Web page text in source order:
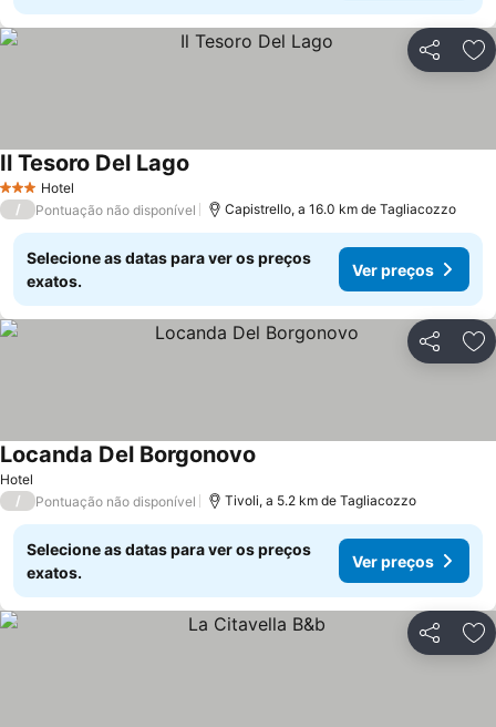
Partilhar
3 EstrelasHotel
Il Tesoro Del Lago
/ Pontuação não disponível Capistrello, a 16.0 km de Tagliacozzo
Selecione as datas para ver os preços
exatos.
Ver preços
Partilhar
Hotel
Locanda Del Borgonovo
/ Pontuação não disponível Tivoli, a 5.2 km de Tagliacozzo
Selecione as datas para ver os preços
exatos.
Ver preços
Partilhar